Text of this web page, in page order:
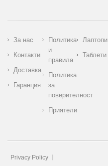
За нас
Контакти
Доставка
Гаранция
Политика
и
правила
Политика
за
поверителност
Приятели
Лаптопи
Таблети
Privacy Policy